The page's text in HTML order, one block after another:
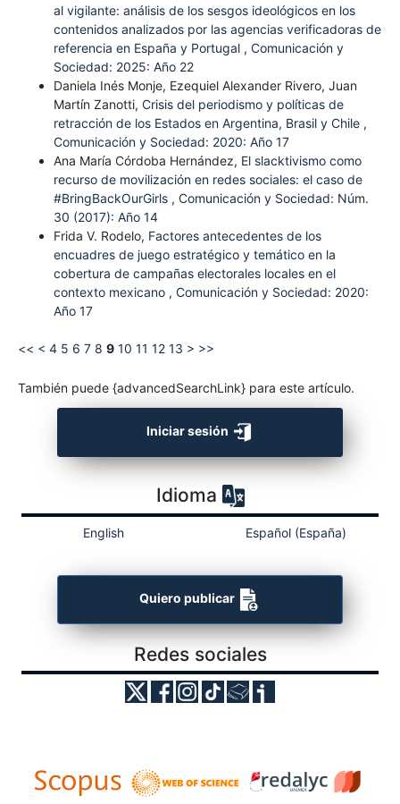
al vigilante: análisis de los sesgos ideológicos en los
contenidos analizados por las agencias verificadoras de
referencia en España y Portugal , Comunicación y
Sociedad: 2025: Año 22
Daniela Inés Monje, Ezequiel Alexander Rivero, Juan
Martín Zanotti, Crisis del periodismo y políticas de
retracción de los Estados en Argentina, Brasil y Chile ,
Comunicación y Sociedad: 2020: Año 17
Ana María Córdoba Hernández, El slacktivismo como
recurso de movilización en redes sociales: el caso de
#BringBackOurGirls , Comunicación y Sociedad: Núm.
30 (2017): Año 14
Frida V. Rodelo, Factores antecedentes de los
encuadres de juego estratégico y temático en la
cobertura de campañas electorales locales en el
contexto mexicano , Comunicación y Sociedad: 2020:
Año 17
<< < 4 5 6 7 8 9 10 11 12 13 > >>
También puede {advancedSearchLink} para este artículo.
Iniciar sesión
Idioma
English Español (España)
Quiero publicar
Redes sociales